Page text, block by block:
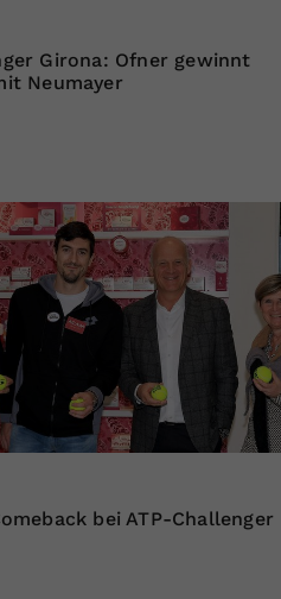
Girona: Ofner gewinnt
Neumayer
bei ATP-Challenger